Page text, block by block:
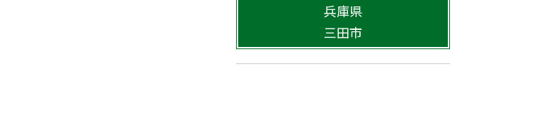
兵庫県
三田市